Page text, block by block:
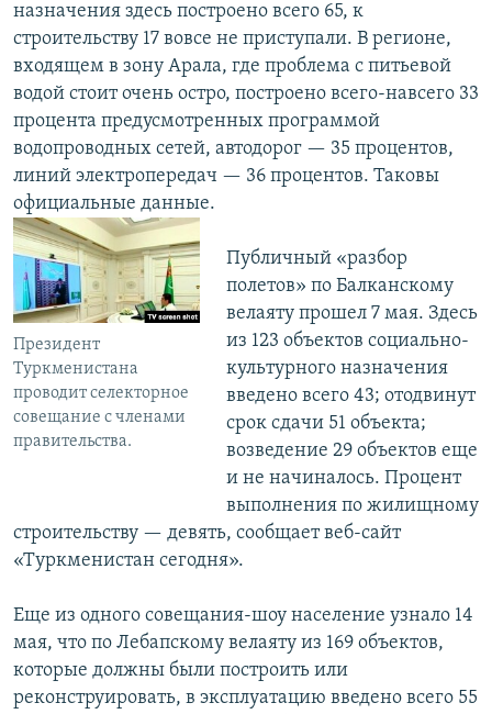
назначения здесь построено всего 65, к
строительству 17 вовсе не приступали. В регионе,
входящем в зону Арала, где проблема с питьевой
водой стоит очень остро, построено всего-навсего 33
процента предусмотренных программой
водопроводных сетей, автодорог — 35 процентов,
линий электропередач — 36 процентов. Таковы
официальные данные.
Президент
Туркменистана
проводит селекторное
совещание с членами
правительства.
Публичный «разбор
полетов» по Балканскому
велаяту прошел 7 мая. Здесь
из 123 объектов социально-
культурного назначения
введено всего 43; отодвинут
срок сдачи 51 объекта;
возведение 29 объектов еще
и не начиналось. Процент
выполнения по жилищному
строительству — девять, сообщает веб-сайт
«Туркменистан сегодня».
Еще из одного совещания-шоу население узнало 14
мая, что по Лебапскому велаяту из 169 объектов,
которые должны были построить или
реконструировать, в эксплуатацию введено всего 55